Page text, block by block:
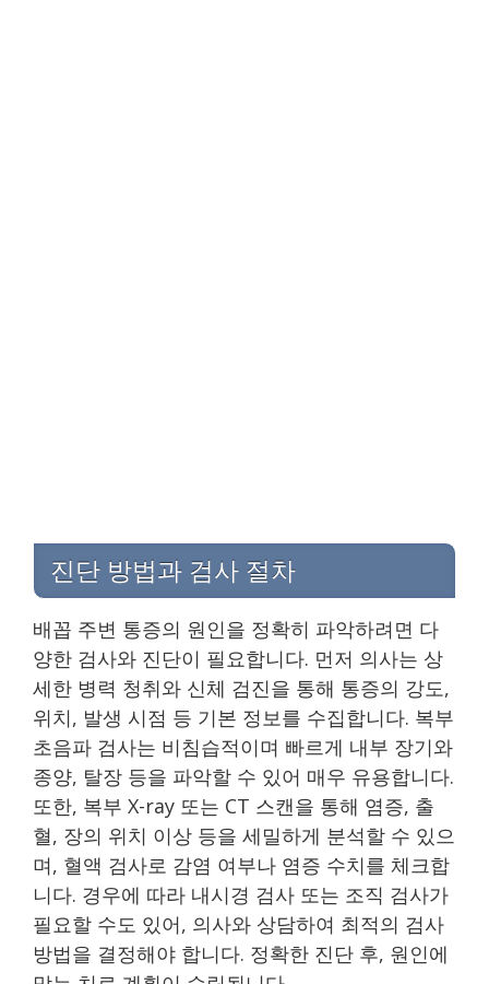
진단 방법과 검사 절차
배꼽 주변 통증의 원인을 정확히 파악하려면 다
양한 검사와 진단이 필요합니다. 먼저 의사는 상
세한 병력 청취와 신체 검진을 통해 통증의 강도,
위치, 발생 시점 등 기본 정보를 수집합니다. 복부
초음파 검사는 비침습적이며 빠르게 내부 장기와
종양, 탈장 등을 파악할 수 있어 매우 유용합니다.
또한, 복부 X-ray 또는 CT 스캔을 통해 염증, 출
혈, 장의 위치 이상 등을 세밀하게 분석할 수 있으
며, 혈액 검사로 감염 여부나 염증 수치를 체크합
니다. 경우에 따라 내시경 검사 또는 조직 검사가
필요할 수도 있어, 의사와 상담하여 최적의 검사
방법을 결정해야 합니다. 정확한 진단 후, 원인에